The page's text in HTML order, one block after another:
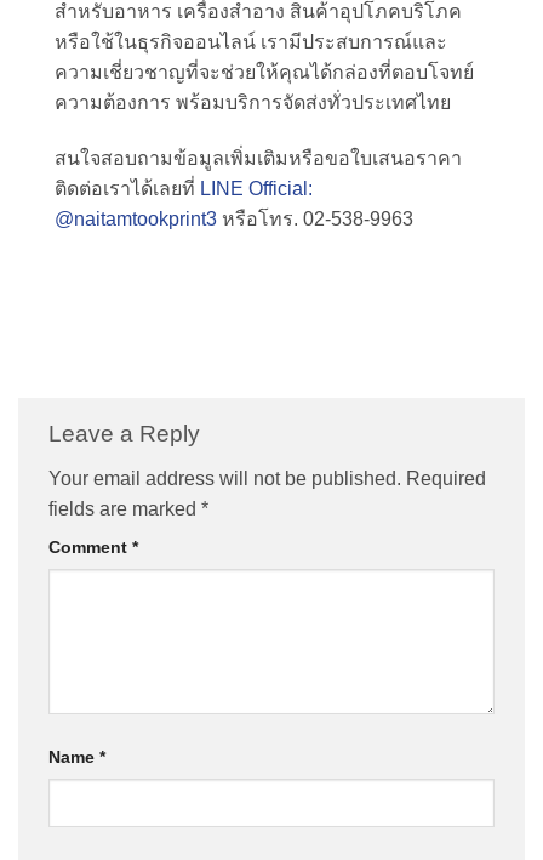
สำหรับอาหาร เครื่องสำอาง สินค้าอุปโภคบริโภค
หรือใช้ในธุรกิจออนไลน์ เรามีประสบการณ์และ
ความเชี่ยวชาญที่จะช่วยให้คุณได้กล่องที่ตอบโจทย์
ความต้องการ พร้อมบริการจัดส่งทั่วประเทศไทย
สนใจสอบถามข้อมูลเพิ่มเติมหรือขอใบเสนอราคา
ติดต่อเราได้เลยที่ LINE Official:
@naitamtookprint3 หรือโทร. 02-538-9963
Leave a Reply
Your email address will not be published. Required
fields are marked *
Comment *
Name *